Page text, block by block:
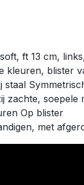
ft 13 cm,
kleuren, blister
staal
zachte, soepele
Op blister
met